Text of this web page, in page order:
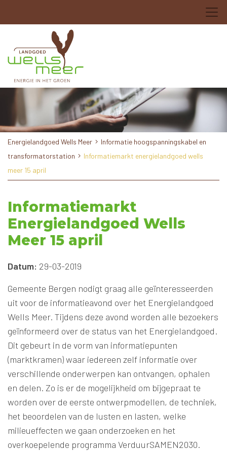
Energielandgoed Wells Meer
Informatie hoogspanningskabel en
transformatorstation
Informatiemarkt energielandgoed wells
meer 15 april
Informatiemarkt
Energielandgoed Wells
Meer 15 april
Datum: 29-03-2019
Gemeente Bergen nodigt graag alle geïnteresseerden
uit voor de informatieavond over het Energielandgoed
Wells Meer. Tijdens deze avond worden alle bezoekers
geïnformeerd over de status van het Energielandgoed.
Dit gebeurt in de vorm van informatiepunten
(marktkramen) waar iedereen zelf informatie over
verschillende onderwerpen kan ontvangen, ophalen
en delen. Zo is er de mogelijkheid om bijgepraat te
worden over de eerste ontwerpmodellen, de techniek,
het beoordelen van de lusten en lasten, welke
milieueffecten we gaan onderzoeken en het
overkoepelende programma VerduurSAMEN2030.